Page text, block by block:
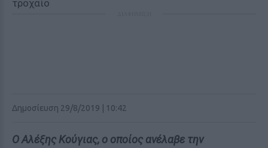
Δημοσίευση 29/8/2019 | 10:42
Ο Αλέξης Κούγιας, ο οποίος ανέλαβε την